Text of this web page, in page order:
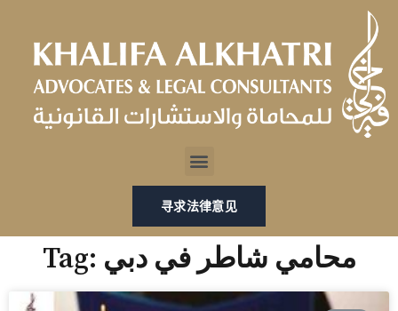
Menu
寻求法律意见
Tag: محامي شاطر في دبي